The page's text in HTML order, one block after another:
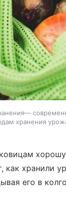
хранения
как хранили
его в